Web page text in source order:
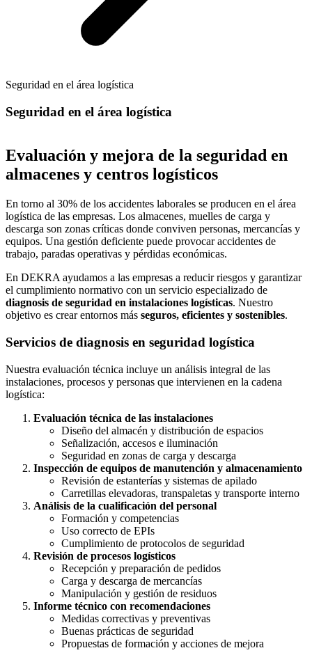
Seguridad en el área logística
Seguridad en el área logística
Evaluación y mejora de la seguridad en
almacenes y centros logísticos
En torno al 30% de los accidentes laborales se producen en el área
logística de las empresas. Los almacenes, muelles de carga y
descarga son zonas críticas donde conviven personas, mercancías y
equipos. Una gestión deficiente puede provocar accidentes de
trabajo, paradas operativas y pérdidas económicas.
En DEKRA ayudamos a las empresas a reducir riesgos y garantizar
el cumplimiento normativo con un servicio especializado de
diagnosis de seguridad en instalaciones logísticas. Nuestro
objetivo es crear entornos más seguros, eficientes y sostenibles.
Servicios de diagnosis en seguridad logística
Nuestra evaluación técnica incluye un análisis integral de las
instalaciones, procesos y personas que intervienen en la cadena
logística:
Evaluación técnica de las instalaciones
Diseño del almacén y distribución de espacios
Señalización, accesos e iluminación
Seguridad en zonas de carga y descarga
Inspección de equipos de manutención y almacenamiento
Revisión de estanterías y sistemas de apilado
Carretillas elevadoras, transpaletas y transporte interno
Análisis de la cualificación del personal
Formación y competencias
Uso correcto de EPIs
Cumplimiento de protocolos de seguridad
Revisión de procesos logísticos
Recepción y preparación de pedidos
Carga y descarga de mercancías
Manipulación y gestión de residuos
Informe técnico con recomendaciones
Medidas correctivas y preventivas
Buenas prácticas de seguridad
Propuestas de formación y acciones de mejora